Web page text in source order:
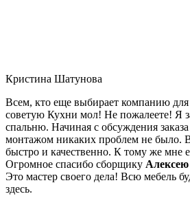
Кристина Шатунова
Всем, кто еще выбирает компанию для
советую Кухни мол! Не пожалеете! Я
спальню. Начиная с обсуждения
монтажом никаких проблем не было.
быстро и качественно. К тому же мне
Огромное спасибо сборщику Алексею
Это мастер своего дела! Всю мебель
здесь.